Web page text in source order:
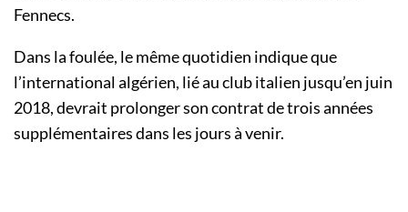
Fennecs.
Dans la foulée, le même quotidien indique que
l’international algérien, lié au club italien jusqu’en juin
2018, devrait prolonger son contrat de trois années
supplémentaires dans les jours à venir.